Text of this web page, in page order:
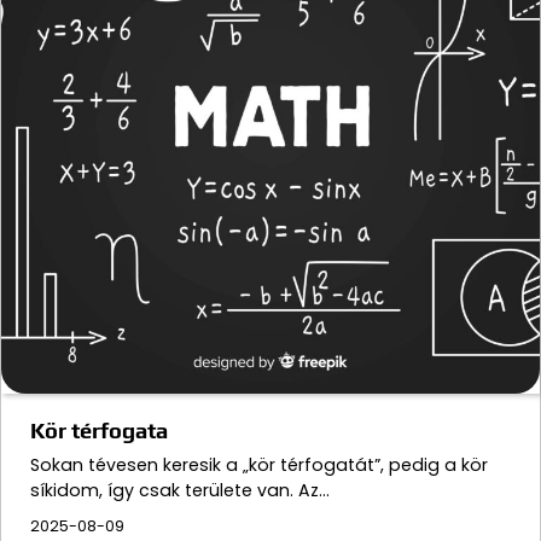
Kör térfogata
Sokan tévesen keresik a „kör térfogatát”, pedig a kör
síkidom, így csak területe van. Az…
2025-08-09